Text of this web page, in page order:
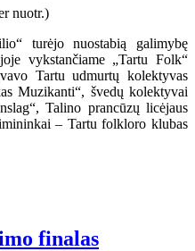
turėjo nuostabią galimybę
vykstančiame „Tartu Folk“
Tartu udmurtų kolektyvas
Muzikanti“, švedų kolektyvai
Talino prancūzų licėjaus
– Tartu folkloro klubas
finalas